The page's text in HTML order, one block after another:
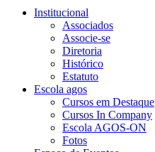
Institucional
Associados
Associe-se
Diretoria
Histórico
Estatuto
Escola agos
Cursos em Destaque
Cursos In Company
Escola AGOS-ON
Fotos